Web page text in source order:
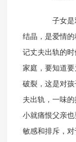
子女是双
结晶，是爱情
记丈夫出轨的
家庭，要知道
破裂，这是对
夫出轨，一味
小就痛恨父亲
敏感和排斥，